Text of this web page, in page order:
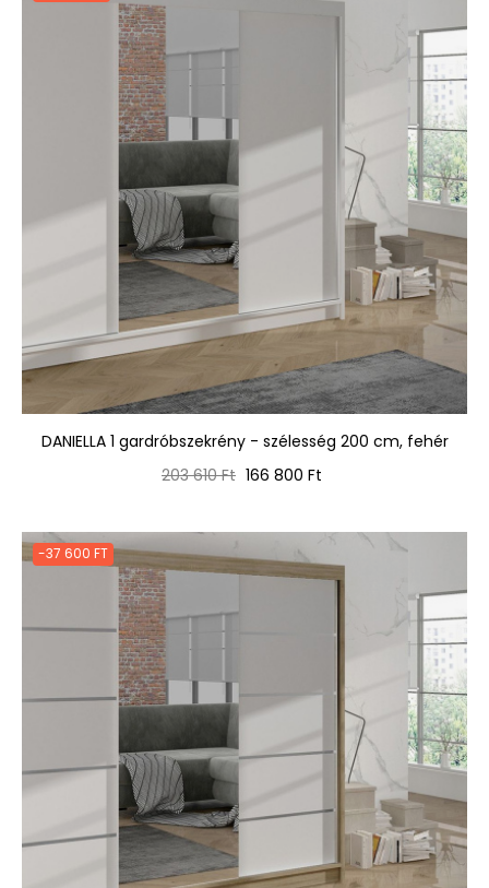
DANIELLA 1 gardróbszekrény - szélesség 200 cm, fehér
Normál
203 610 Ft Ár
166 800 Ft
-37 600 FT